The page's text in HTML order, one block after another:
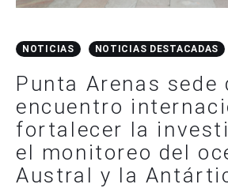
NOTICIAS NOTICIAS DESTACADAS
Punta Arenas sede
encuentro
fortalecer la
el monitoreo del
Austral y la